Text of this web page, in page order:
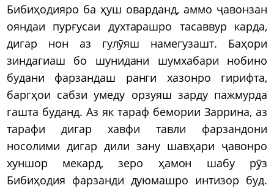
Бибиҳодияро ба ҳуш оварданд, аммо ҷавонзан
ояндаи пурғусаи духтарашро тасаввур карда,
дигар нон аз гулӯяш намегузашт. Баҳори
зиндагиаш бо шунидани шумхабари нобино
будани фарзандаш ранги хазонро гирифта,
баргҳои сабзи умеду орзуяш зарду пажмурда
гашта буданд. Аз як тараф бемории Заррина, аз
тарафи дигар хавфи тавли фарзандони
носолими дигар дили зану шавҳари ҷавонро
хуншор мекард, зеро ҳамон шабу рӯз
Бибиҳодия фарзанди дуюмашро интизор буд.